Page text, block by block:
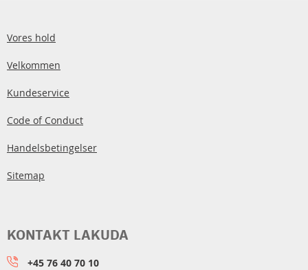
Vores hold
Velkommen
Kundeservice
Code of Conduct
Handelsbetingelser
Sitemap
KONTAKT LAKUDA
+45 76 40 70 10